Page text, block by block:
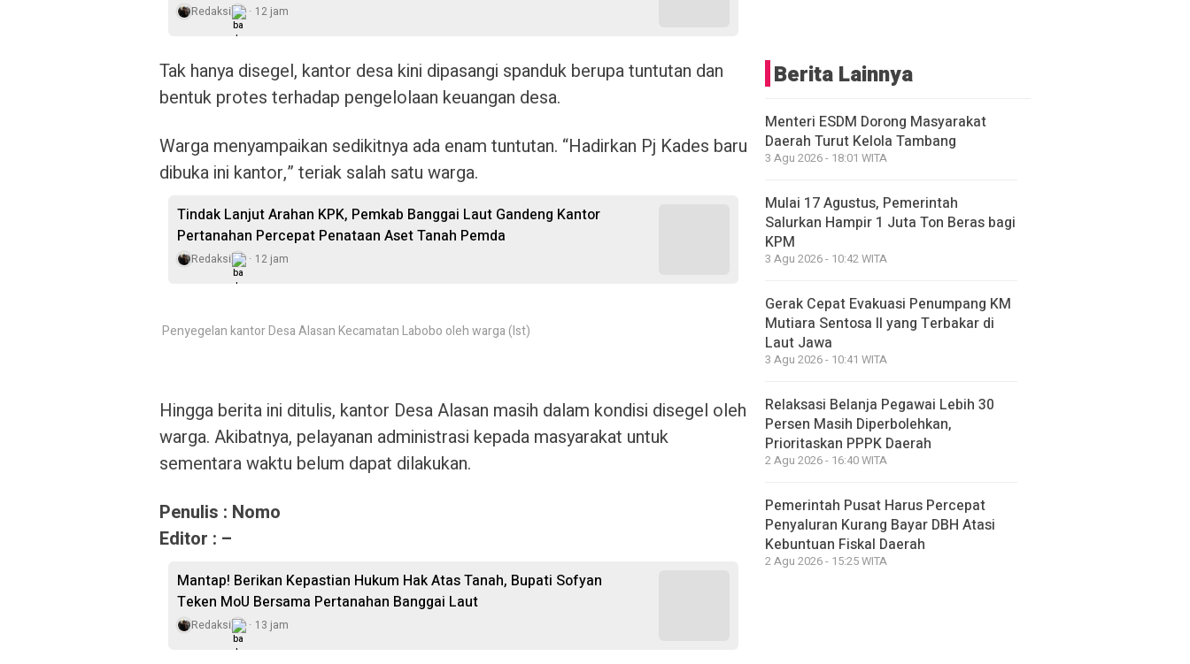
Redaksi 12 jam
Tak hanya disegel, kantor desa kini dipasangi spanduk berupa tuntutan dan
bentuk protes terhadap pengelolaan keuangan desa.
Warga menyampaikan sedikitnya ada enam tuntutan. “Hadirkan Pj Kades baru
dibuka ini kantor,” teriak salah satu warga.
Tindak Lanjut Arahan KPK, Pemkab Banggai Laut Gandeng Kantor
Pertanahan Percepat Penataan Aset Tanah Pemda
Redaksi 12 jam
Penyegelan kantor Desa Alasan Kecamatan Labobo oleh warga (Ist)
Hingga berita ini ditulis, kantor Desa Alasan masih dalam kondisi disegel oleh
warga. Akibatnya, pelayanan administrasi kepada masyarakat untuk
sementara waktu belum dapat dilakukan.
Penulis : Nomo
Editor : –
Mantap! Berikan Kepastian Hukum Hak Atas Tanah, Bupati Sofyan
Teken MoU Bersama Pertanahan Banggai Laut
Redaksi 13 jam
Berita Lainnya
Menteri ESDM Dorong Masyarakat
Daerah Turut Kelola Tambang
3 Agu 2026 - 18:01 WITA
Mulai 17 Agustus, Pemerintah
Salurkan Hampir 1 Juta Ton Beras bagi
KPM
3 Agu 2026 - 10:42 WITA
Gerak Cepat Evakuasi Penumpang KM
Mutiara Sentosa II yang Terbakar di
Laut Jawa
3 Agu 2026 - 10:41 WITA
Relaksasi Belanja Pegawai Lebih 30
Persen Masih Diperbolehkan,
Prioritaskan PPPK Daerah
2 Agu 2026 - 16:40 WITA
Pemerintah Pusat Harus Percepat
Penyaluran Kurang Bayar DBH Atasi
Kebuntuan Fiskal Daerah
2 Agu 2026 - 15:25 WITA